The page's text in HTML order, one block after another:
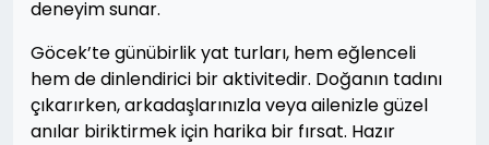
deneyim sunar.
Göcek’te günübirlik yat turları, hem eğlenceli
hem de dinlendirici bir aktivitedir. Doğanın tadını
çıkarırken, arkadaşlarınızla veya ailenizle güzel
anılar biriktirmek için harika bir fırsat. Hazır